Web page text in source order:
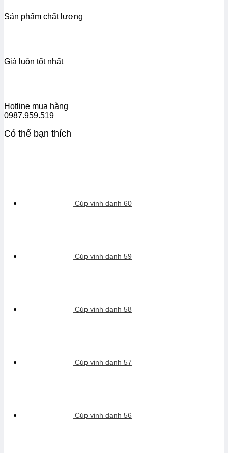
Sản phẩm chất lượng
Giá luôn tốt nhất
Hotline mua hàng
0987.959.519
Có thể bạn thích
Cúp vinh danh 60
Cúp vinh danh 59
Cúp vinh danh 58
Cúp vinh danh 57
Cúp vinh danh 56